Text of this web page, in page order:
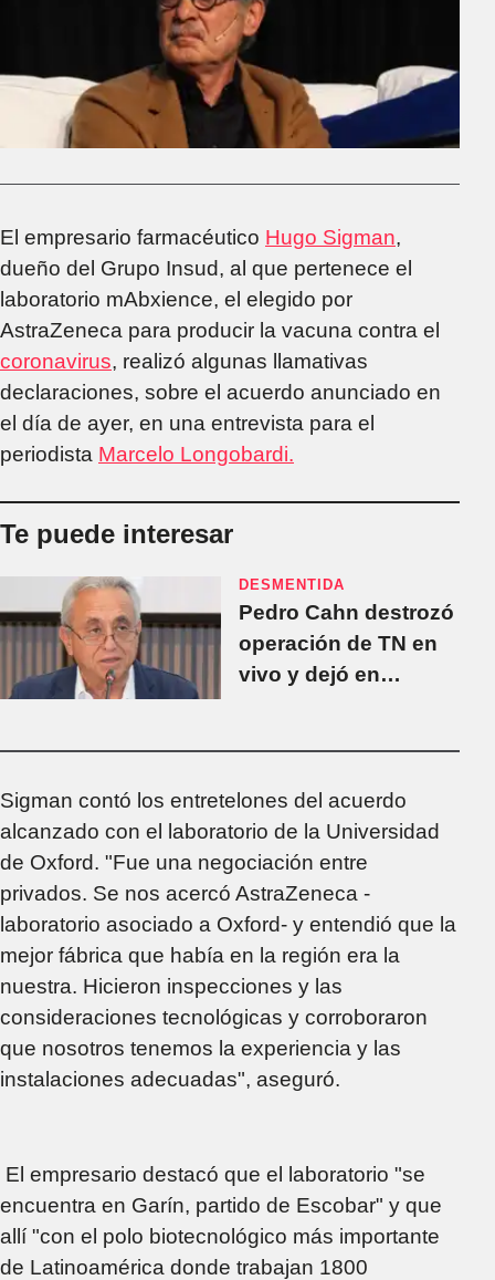
El empresario farmacéutico Hugo Sigman,
dueño del Grupo Insud, al que pertenece el
laboratorio mAbxience, el elegido por
AstraZeneca para producir la vacuna contra el
coronavirus, realizó algunas llamativas
declaraciones, sobre el acuerdo anunciado en
el día de ayer, en una entrevista para el
periodista Marcelo Longobardi.
Te puede interesar
DESMENTIDA
Pedro Cahn destrozó
operación de TN en
vivo y dejó en
Sigman contó los entretelones del acuerdo
alcanzado con el laboratorio de la Universidad
de Oxford. "Fue una negociación entre
privados. Se nos acercó AstraZeneca -
laboratorio asociado a Oxford- y entendió que la
mejor fábrica que había en la región era la
nuestra. Hicieron inspecciones y las
consideraciones tecnológicas y corroboraron
que nosotros tenemos la experiencia y las
instalaciones adecuadas", aseguró.
El empresario destacó que el laboratorio "se
encuentra en Garín, partido de Escobar" y que
allí "con el polo biotecnológico más importante
de Latinoamérica donde trabajan 1800